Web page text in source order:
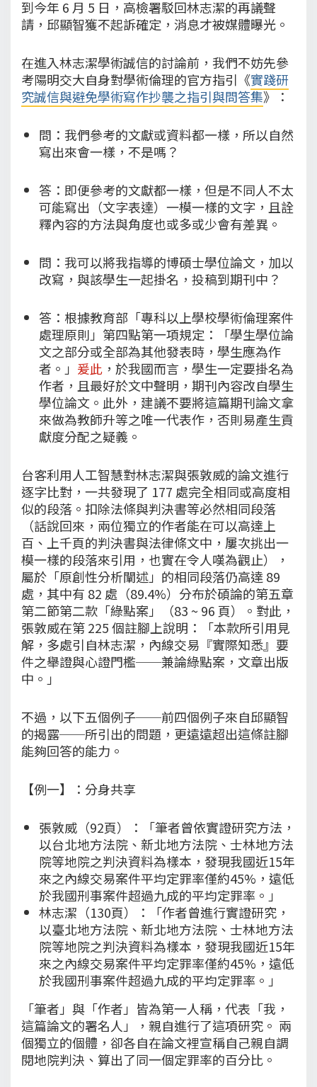
到今年 6 月 5 日，高檢署駁回林志潔的再議聲
請，邱顯智獲不起訴確定，消息才被媒體曝光。
在進入林志潔學術誠信的討論前，我們不妨先參
考陽明交大自身對學術倫理的官方指引《實踐研
究誠信與避免學術寫作抄襲之指引與問答集》：
問：我們參考的文獻或資料都一樣，所以自然
寫出來會一樣，不是嗎？
答：即便參考的文獻都一樣，但是不同人不太
可能寫出（文字表達）一模一樣的文字，且詮
釋內容的方法與角度也或多或少會有差異。
問：我可以將我指導的博碩士學位論文，加以
改寫，與該學生一起掛名，投稿到期刊中？
答：根據教育部「專科以上學校學術倫理案件
處理原則」第四點第一項規定：「學生學位論
文之部分或全部為其他發表時，學生應為作
者。」 爰此 ，於我國而言，學生一定要掛名為
作者，且最好於文中聲明，期刊內容改自學生
學位論文。此外，建議不要將這篇期刊論文拿
來做為教師升等之唯一代表作，否則易產生貢
獻度分配之疑義。
台客利用人工智慧對林志潔與張敦威的論文進行
逐字比對，一共發現了 177 處完全相同或高度相
似的段落。扣除法條與判決書等必然相同段落
（話說回來，兩位獨立的作者能在可以高達上
百、上千頁的判決書與法律條文中，屢次挑出一
模一樣的段落來引用，也實在令人嘆為觀止），
屬於「原創性分析闡述」的相同段落仍高達 89
處，其中有 82 處（89.4%）分布於碩論的第五章
第二節第二款「綠點案」（83 ~ 96 頁）。對此，
張敦威在第 225 個註腳上說明：「本款所引用見
解，多處引自林志潔，內線交易『實際知悉』要
件之舉證與心證門檻──兼論綠點案，文章出版
中。」
不過，以下五個例子──前四個例子來自邱顯智
的揭露──所引出的問題，更遠遠超出這條註腳
能夠回答的能力。
【例一】：分身共享
張敦威（92頁）：「筆者曾依實證研究方法，
以台北地方法院、新北地方法院、士林地方法
院等地院之判決資料為樣本，發現我國近15年
來之內線交易案件平均定罪率僅約45%，遠低
於我國刑事案件超過九成的平均定罪率。」
林志潔（130頁）：「作者曾進行實證研究，
以臺北地方法院、新北地方法院、士林地方法
院等地院之判決資料為樣本，發現我國近15年
來之內線交易案件平均定罪率僅約45%，遠低
於我國刑事案件超過九成的平均定罪率。」
「筆者」與「作者」皆為第一人稱，代表「我，
這篇論文的署名人」，親自進行了這項研究。 兩
個獨立的個體，卻各自在論文裡宣稱自己親自調
閱地院判決、算出了同一個定罪率的百分比。